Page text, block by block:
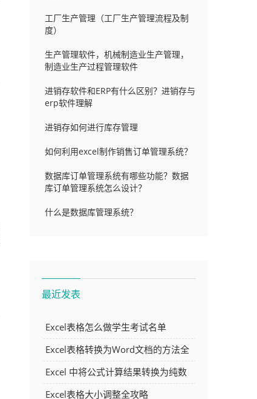
工厂生产管理（工厂生产管理流程及制
度）
生产管理软件，机械制造业生产管理，
制造业生产过程管理软件
进销存软件和ERP有什么区别？进销存与
erp软件理解
进销存如何进行库存管理
如何利用excel制作销售订单管理系统？
数据库订单管理系统有哪些功能？数据
库订单管理系统怎么设计？
什么是数据库管理系统？
最近发表
Excel表格怎么做学生考试名单
Excel表格转换为Word文档的方法全
解析
Excel 中将公式计算结果转换为纯数
字的多种方法
Excel表格大小调整全攻略